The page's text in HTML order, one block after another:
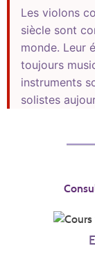
Les violons
siècle sont
monde. Leur
toujours
instruments
solistes